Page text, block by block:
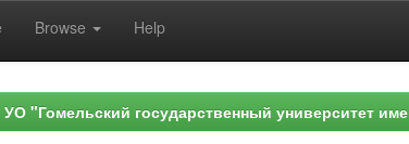
Browse Help
УО "Гомельский государственный университет